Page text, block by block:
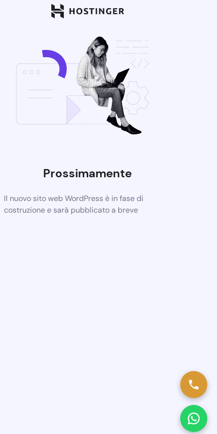
Prossimamente
Il nuovo sito web WordPress è in fase di
costruzione e sarà pubblicato a breve